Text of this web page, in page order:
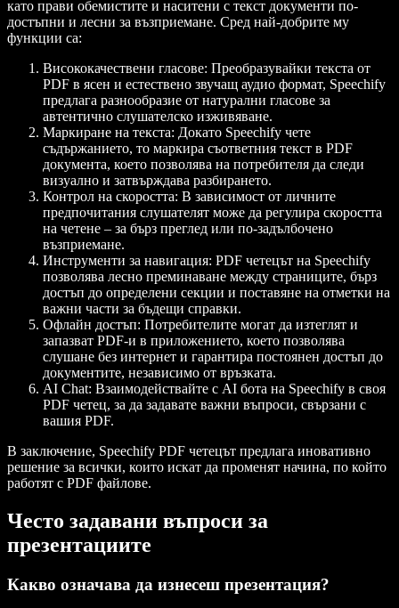
като прави обемистите и наситени с текст документи по-
достъпни и лесни за възприемане. Сред най-добрите му
функции са:
Висококачествени гласове: Преобразувайки текста от
PDF в ясен и естествено звучащ аудио формат, Speechify
предлага разнообразие от натурални гласове за
автентично слушателско изживяване.
Маркиране на текста: Докато Speechify чете
съдържанието, то маркира съответния текст в PDF
документа, което позволява на потребителя да следи
визуално и затвърждава разбирането.
Контрол на скоростта: В зависимост от личните
предпочитания слушателят може да регулира скоростта
на четене – за бърз преглед или по-задълбочено
възприемане.
Инструменти за навигация: PDF четецът на Speechify
позволява лесно преминаване между страниците, бърз
достъп до определени секции и поставяне на отметки на
важни части за бъдещи справки.
Офлайн достъп: Потребителите могат да изтеглят и
запазват PDF-и в приложението, което позволява
слушане без интернет и гарантира постоянен достъп до
документите, независимо от връзката.
AI Chat: Взаимодействайте с AI бота на Speechify в своя
PDF четец, за да задавате важни въпроси, свързани с
вашия PDF.
В заключение, Speechify PDF четецът предлага иновативно
решение за всички, които искат да променят начина, по който
работят с PDF файлове.
Често задавани въпроси за
презентациите
Какво означава да изнесеш презентация?